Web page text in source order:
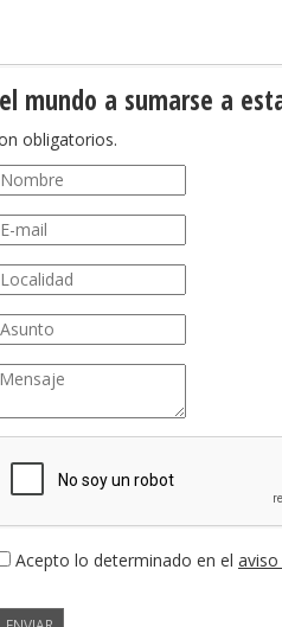
mundo a sumarse a
obligatorios.
Acepto lo determinado en el aviso